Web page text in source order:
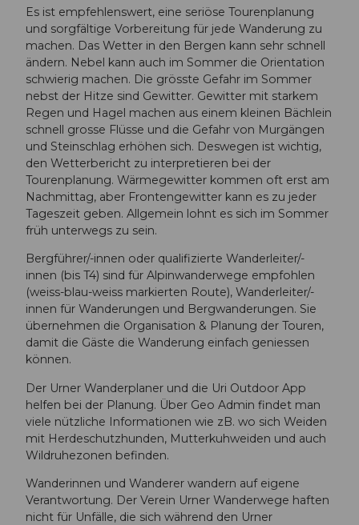
Es ist empfehlenswert, eine seriöse Tourenplanung
und sorgfältige Vorbereitung für jede Wanderung zu
machen. Das Wetter in den Bergen kann sehr schnell
ändern. Nebel kann auch im Sommer die Orientation
schwierig machen. Die grösste Gefahr im Sommer
nebst der Hitze sind Gewitter. Gewitter mit starkem
Regen und Hagel machen aus einem kleinen Bächlein
schnell grosse Flüsse und die Gefahr von Murgängen
und Steinschlag erhöhen sich. Deswegen ist wichtig,
den Wetterbericht zu interpretieren bei der
Tourenplanung. Wärmegewitter kommen oft erst am
Nachmittag, aber Frontengewitter kann es zu jeder
Tageszeit geben. Allgemein lohnt es sich im Sommer
früh unterwegs zu sein.
Bergführer/-innen oder qualifizierte Wanderleiter/-
innen (bis T4) sind für Alpinwanderwege empfohlen
(weiss-blau-weiss markierten Route), Wanderleiter/-
innen für Wanderungen und Bergwanderungen. Sie
übernehmen die Organisation & Planung der Touren,
damit die Gäste die Wanderung einfach geniessen
können.
Der Urner Wanderplaner und die Uri Outdoor App
helfen bei der Planung. Über Geo Admin findet man
viele nützliche Informationen wie zB. wo sich Weiden
mit Herdeschutzhunden, Mutterkuhweiden und auch
Wildruhezonen befinden.
Wanderinnen und Wanderer wandern auf eigene
Verantwortung. Der Verein Urner Wanderwege haften
nicht für Unfälle, die sich während den Urner